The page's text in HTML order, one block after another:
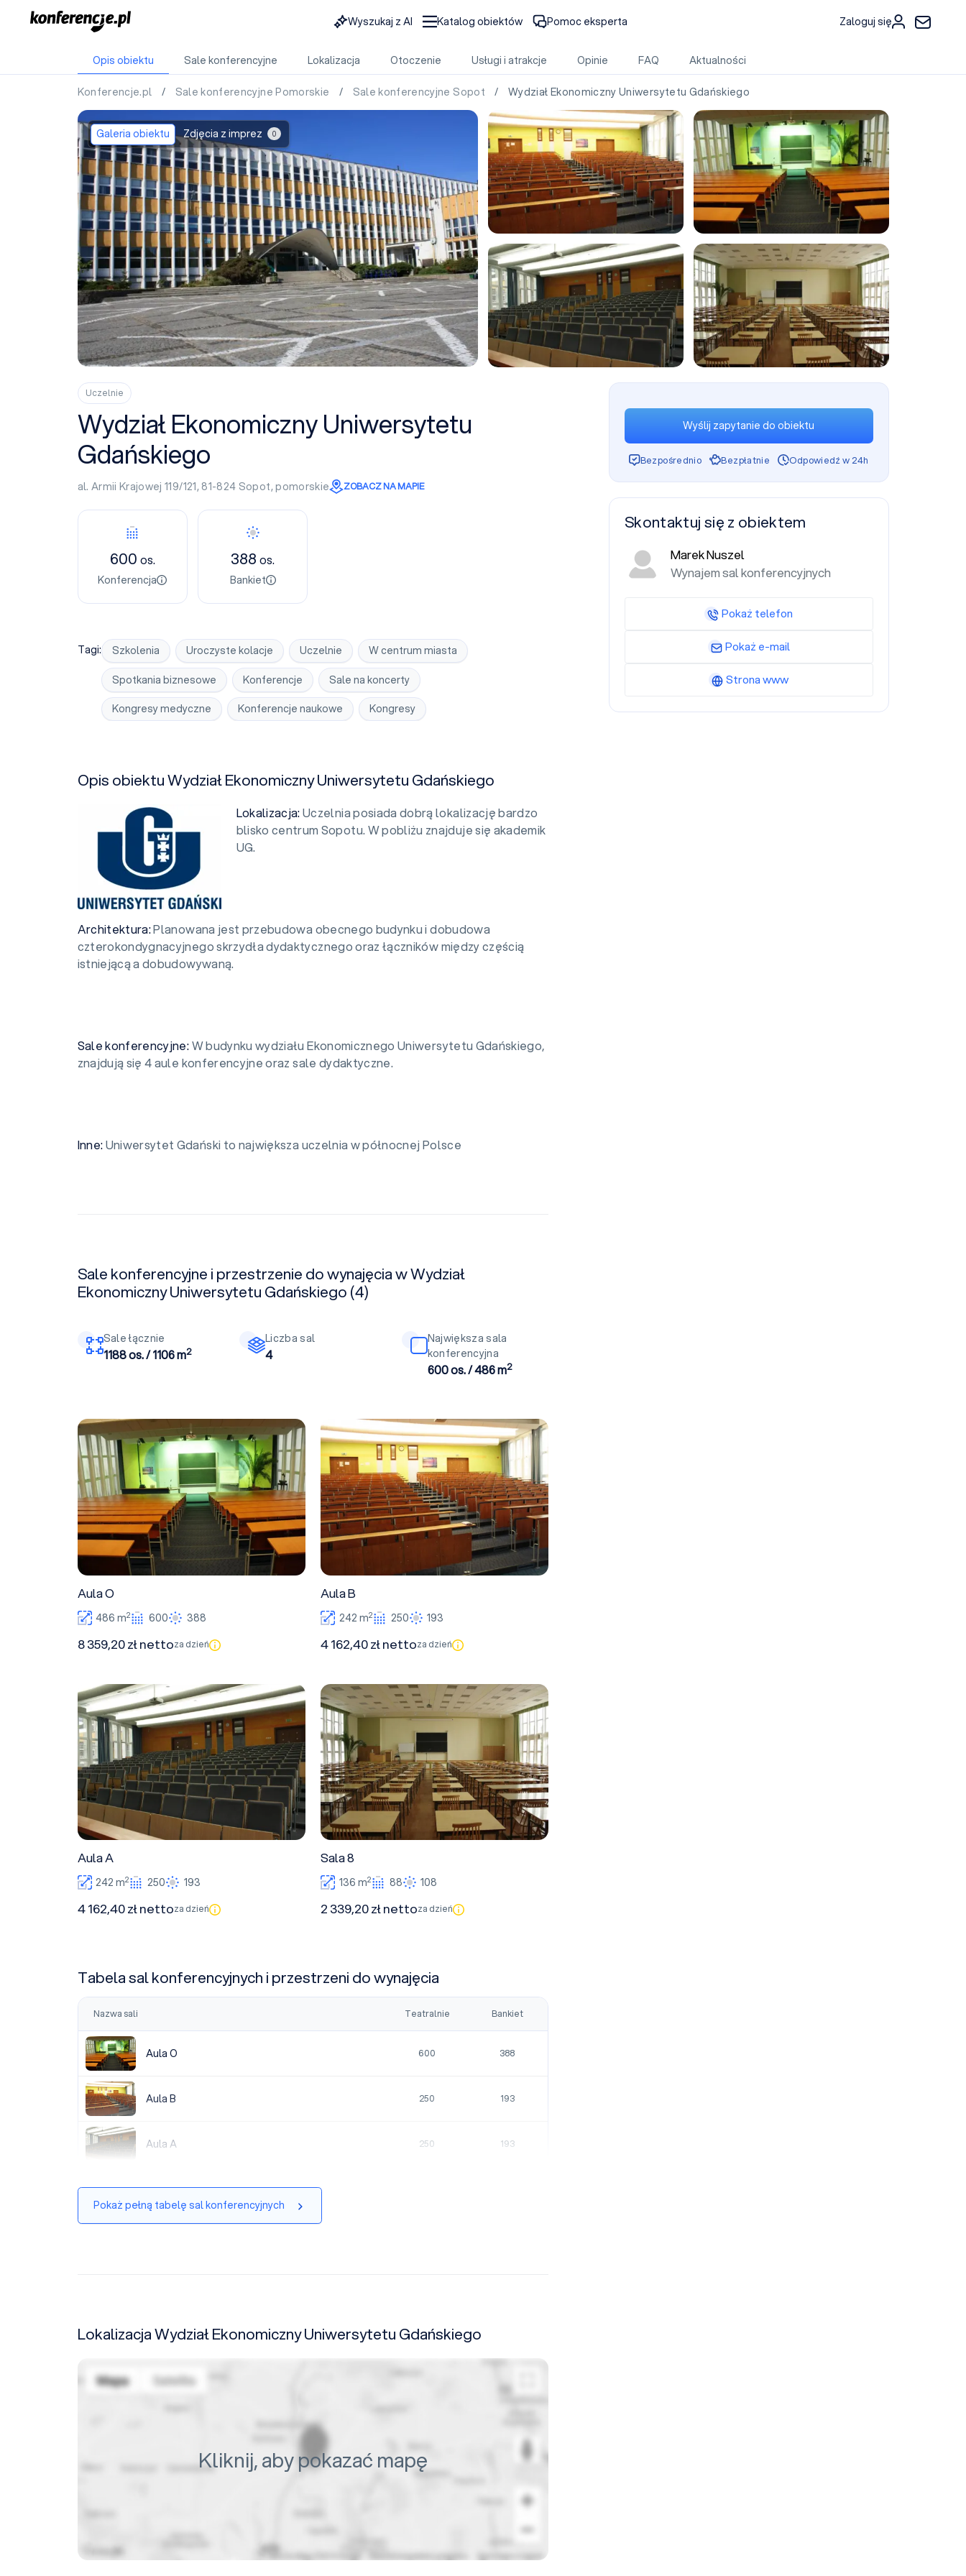
Wyszukaj z AI Katalog obiektów Pomoc eksperta Zaloguj się
Opis obiektu Sale konferencyjne Lokalizacja Otoczenie Usługi i atrakcje Opinie FAQ Aktualności
Konferencje.pl / Sale konferencyjne Pomorskie / Sale konferencyjne Sopot / Wydział Ekonomiczny Uniwersytetu Gdańskiego
Galeria obiektu Zdjęcia z imprez 0
+4
Uczelnie
Wydział Ekonomiczny Uniwersytetu
Gdańskiego
al. Armii Krajowej 119/121, 81-824 Sopot,pomorskie ZOBACZ NA MAPIE
Konferencja
600 os.
Konferencja
Bankiet
388os.
Bankiet
Tagi: Szkolenia Uroczyste kolacje Uczelnie W centrum miasta
Spotkania biznesowe Konferencje Sale na koncerty
Kongresy medyczne Konferencje naukowe Kongresy
Opis obiektu Wydział Ekonomiczny Uniwersytetu Gdańskiego
Lokalizacja:Uczelnia posiada dobrą lokalizację bardzo
blisko centrum Sopotu. W pobliżu znajduje się akademik
UG.
Architektura:Planowana jest przebudowa obecnego budynku i dobudowa
czterokondygnacyjnego skrzydła dydaktycznego oraz łączników między częścią
istniejącą a dobudowywaną.
Sale konferencyjne:W budynku wydziału Ekonomicznego Uniwersytetu Gdańskiego,
znajdują się 4 aule konferencyjne oraz sale dydaktyczne.
Inne:Uniwersytet Gdański to największa uczelnia w północnej Polsce
Sale konferencyjne i przestrzenie do wynajęcia w Wydział
Ekonomiczny Uniwersytetu Gdańskiego (4)
Sale łącznie
1188 os. / 1106 m2
Liczba sal
4
Największa sala
konferencyjna
600 os. / 486 m2
Aula O
Aula O
486 m2 600 388
8 359,20 zł nettoza dzień
Aula B
Aula B
242 m2 250 193
4 162,40 zł nettoza dzień
Aula A
Aula A
242 m2 250 193
4 162,40 zł nettoza dzień
Sala 8
Sala 8
136 m2 88 108
2 339,20 zł nettoza dzień
Tabela sal konferencyjnych i przestrzeni do wynajęcia
Nazwa sali Teatralnie Bankiet
Aula O
Aula O 600 388
Aula B
Aula B 250 193
Aula A
Aula A 250 193
Pokaż pełną tabelę sal konferencyjnych
Lokalizacja Wydział Ekonomiczny Uniwersytetu Gdańskiego
Kliknij, aby pokazać mapę
Wyślij zapytanie do obiektu
Bezpośrednio Bezpłatnie Odpowiedź w 24h
Skontaktuj się z obiektem
Marek Nuszel
Wynajem sal konferencyjnych
Pokaż telefon
Pokaż e-mail
Strona www